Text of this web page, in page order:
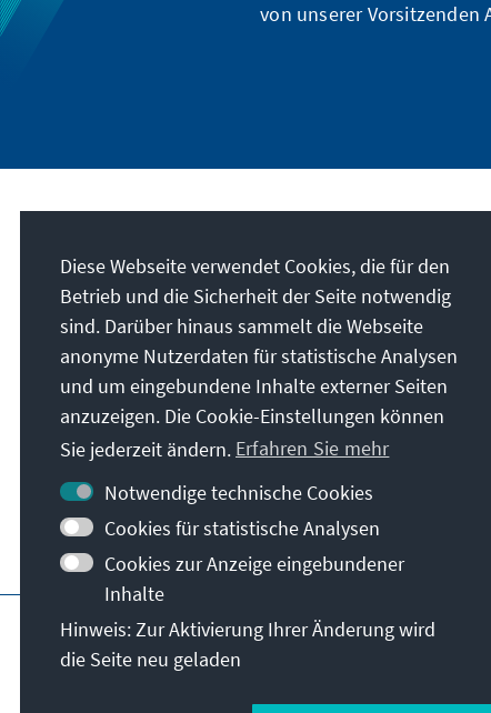
von unserer Vorsitzenden
Die Konrad-Adenauer-Stiftung setzt sich
national und international durch politische
Bildung für Frieden, Freiheit und
Gerechtigkeit ein. Wir fördern und bewahren
freiheitliche Demokratie, die Soziale
Marktwirtschaft und die Entwicklung und
Festigung des Wertekonsenses.
Unser Auftrag
Impressum Datenschutz
Diese Webseite verwendet Cookies, die für den
Betrieb und die Sicherheit der Seite notwendig
sind. Darüber hinaus sammelt die Webseite
anonyme Nutzerdaten für statistische Analysen
und um eingebundene Inhalte externer Seiten
anzuzeigen. Die Cookie-Einstellungen können
Sie jederzeit ändern. Erfahren Sie mehr
Notwendige technische Cookies
Cookies für statistische Analysen
Cookies zur Anzeige eingebundener
Inhalte
Hinweis: Zur Aktivierung Ihrer Änderung wird
die Seite neu geladen